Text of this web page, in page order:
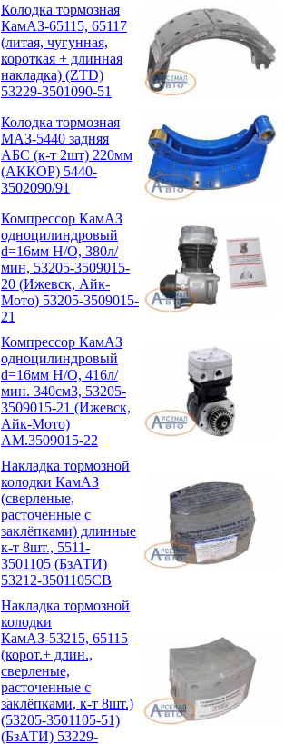
Колодка тормозная
КамАЗ-65115, 65117
(литая, чугунная,
короткая + длинная
накладка) (ZTD)
53229-3501090-51
Колодка тормозная
МАЗ-5440 задняя
АБС (к-т 2шт) 220мм
(АККОР) 5440-
3502090/91
Компрессор КамАЗ
одноцилиндровый
d=16мм Н/О, 380л/
мин, 53205-3509015-
20 (Ижевск, Айк-
Мото) 53205-3509015-
21
Компрессор КамАЗ
одноцилиндровый
d=16мм Н/О, 416л/
мин. 340см3, 53205-
3509015-21 (Ижевск,
Айк-Мото)
АМ.3509015-22
Накладка тормозной
колодки КамАЗ
(сверленые,
расточенные с
заклёпками) длинные
к-т 8шт., 5511-
3501105 (БзАТИ)
53212-3501105СВ
Накладка тормозной
колодки
КамАЗ-53215, 65115
(корот.+ длин.,
сверленые,
расточенные с
заклёпками, к-т 8шт.)
(53205-3501105-51)
(БзАТИ) 53229-